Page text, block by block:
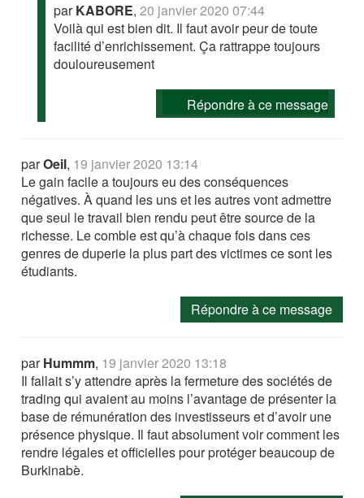
parKABORE,20 janvier 2020 07:44
Voilà qui est bien dit. Il faut avoir peur de toute
facilité d’enrichissement. Ça rattrappe toujours
douloureusement
Répondre à ce message
parOeil, 19 janvier 2020 13:14
Le gain facile a toujours eu des conséquences
négatives. À quand les uns et les autres vont admettre
que seul le travail bien rendu peut être source de la
richesse. Le comble est qu’à chaque fois dans ces
genres de duperie la plus part des victimes ce sont les
étudiants.
Répondre à ce message
parHummm, 19 janvier 2020 13:18
Il fallait s’y attendre après la fermeture des sociétés de
trading qui avaient au moins l’avantage de présenter la
base de rémunération des investisseurs et d’avoir une
présence physique. Il faut absolument voir comment les
rendre légales et officielles pour protéger beaucoup de
Burkinabè.